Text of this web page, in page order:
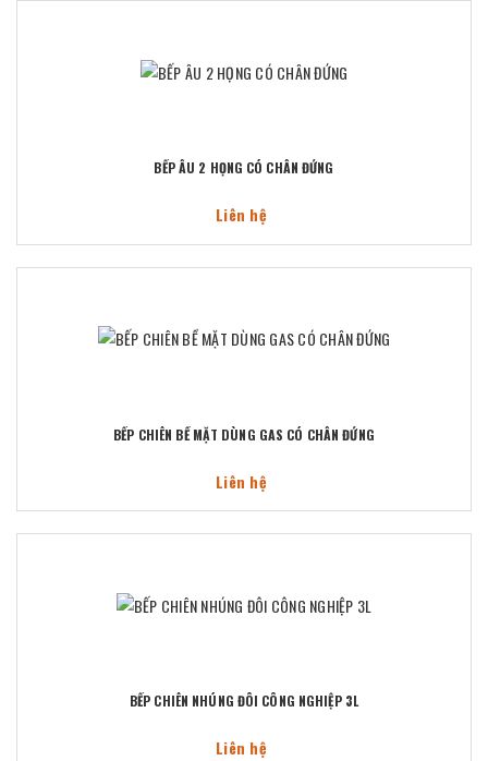
BẾP ÂU 2 HỌNG CÓ CHÂN ĐỨNG
Liên hệ
BẾP CHIÊN BỀ MẶT DÙNG GAS CÓ CHÂN ĐỨNG
Liên hệ
BẾP CHIÊN NHÚNG ĐÔI CÔNG NGHIỆP 3L
Liên hệ